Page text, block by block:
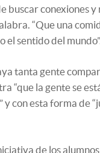
buscar conexiones y
“Que una
el sentido del
tanta gente
“que la gente se
y con esta forma de
de los